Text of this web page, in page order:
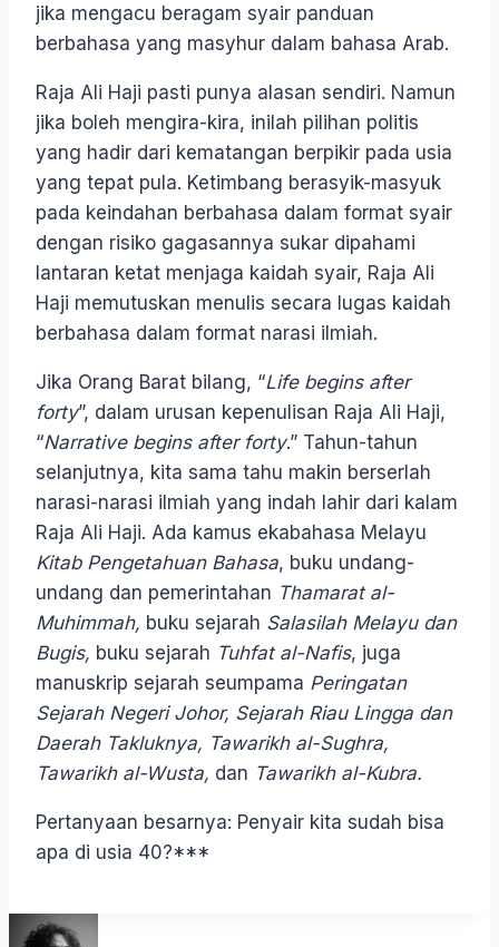
jika mengacu beragam syair panduan
berbahasa yang masyhur dalam bahasa Arab.
Raja Ali Haji pasti punya alasan sendiri. Namun
jika boleh mengira-kira, inilah pilihan politis
yang hadir dari kematangan berpikir pada usia
yang tepat pula. Ketimbang berasyik-masyuk
pada keindahan berbahasa dalam format syair
dengan risiko gagasannya sukar dipahami
lantaran ketat menjaga kaidah syair, Raja Ali
Haji memutuskan menulis secara lugas kaidah
berbahasa dalam format narasi ilmiah.
Jika Orang Barat bilang, “Life begins after
forty”, dalam urusan kepenulisan Raja Ali Haji,
“Narrative begins after forty.” Tahun-tahun
selanjutnya, kita sama tahu makin berserlah
narasi-narasi ilmiah yang indah lahir dari kalam
Raja Ali Haji. Ada kamus ekabahasa Melayu
Kitab Pengetahuan Bahasa, buku undang-
undang dan pemerintahan Thamarat al-
Muhimmah, buku sejarah Salasilah Melayu dan
Bugis, buku sejarah Tuhfat al-Nafis, juga
manuskrip sejarah seumpama Peringatan
Sejarah Negeri Johor, Sejarah Riau Lingga dan
Daerah Takluknya, Tawarikh al-Sughra,
Tawarikh al-Wusta, dan Tawarikh al-Kubra.
Pertanyaan besarnya: Penyair kita sudah bisa
apa di usia 40?***